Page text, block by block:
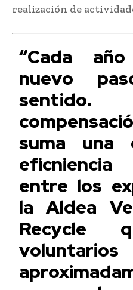
realización de
“Cada
nuevo
suma una
entre los
la Aldea
Recycle